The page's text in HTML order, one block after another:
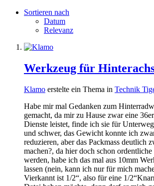
Sortieren nach
Datum
Relevanz
Werkzeug für
Klamo erstelte ein Thema in Technik
Habe mir mal Gedanken zum
gemacht, da mir zu Hause zwar eine
Dienste leistet, finde ich sie für
und schwer, das Gewicht konnte ich
reduzieren, aber das Packmass deutlich
machen?, da hier doch schon
werden, habe ich das mal aus 10mm
lassen (nein, kann ich nur für mich
Vierkannt ist 1/2“, also für eine 1/